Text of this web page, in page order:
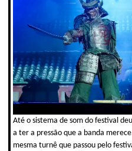
Até o sistema de som do festival
a ter a pressão que a banda
mesma turnê que passou pelo